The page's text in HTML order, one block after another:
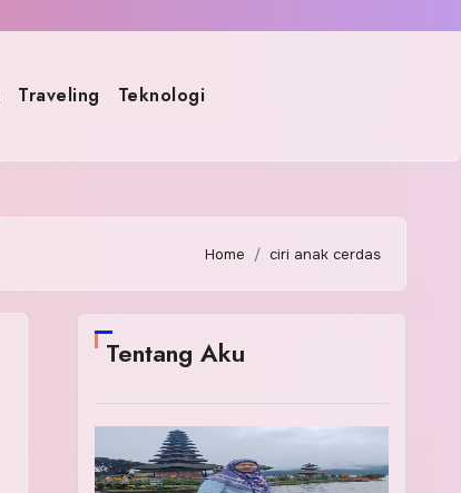
Traveling Teknologi
Home ciri anak cerdas
Tentang Aku